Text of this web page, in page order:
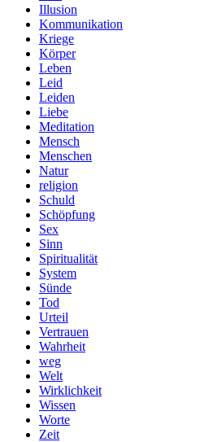
Illusion
Kommunikation
Kriege
Körper
Leben
Leid
Leiden
Liebe
Meditation
Mensch
Menschen
Natur
religion
Schuld
Schöpfung
Sex
Sinn
Spiritualität
System
Sünde
Tod
Urteil
Vertrauen
Wahrheit
weg
Welt
Wirklichkeit
Wissen
Worte
Zeit